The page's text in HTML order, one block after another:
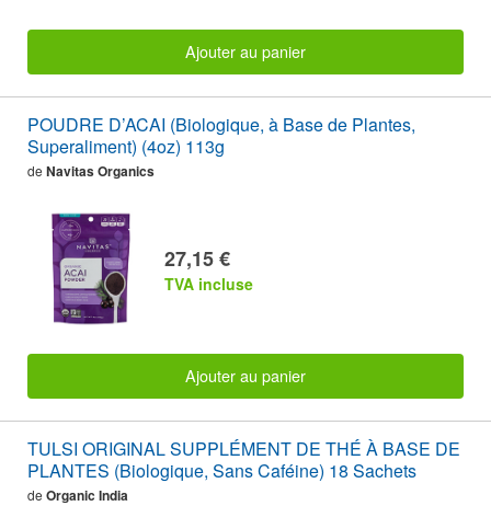
Ajouter au panier
POUDRE D’ACAI (Biologique, à Base de Plantes,
Superaliment) (4oz) 113g
de Navitas Organics
27,15 €
TVA incluse
Ajouter au panier
TULSI ORIGINAL SUPPLÉMENT DE THÉ À BASE DE
PLANTES (Biologique, Sans Caféine) 18 Sachets
de Organic India